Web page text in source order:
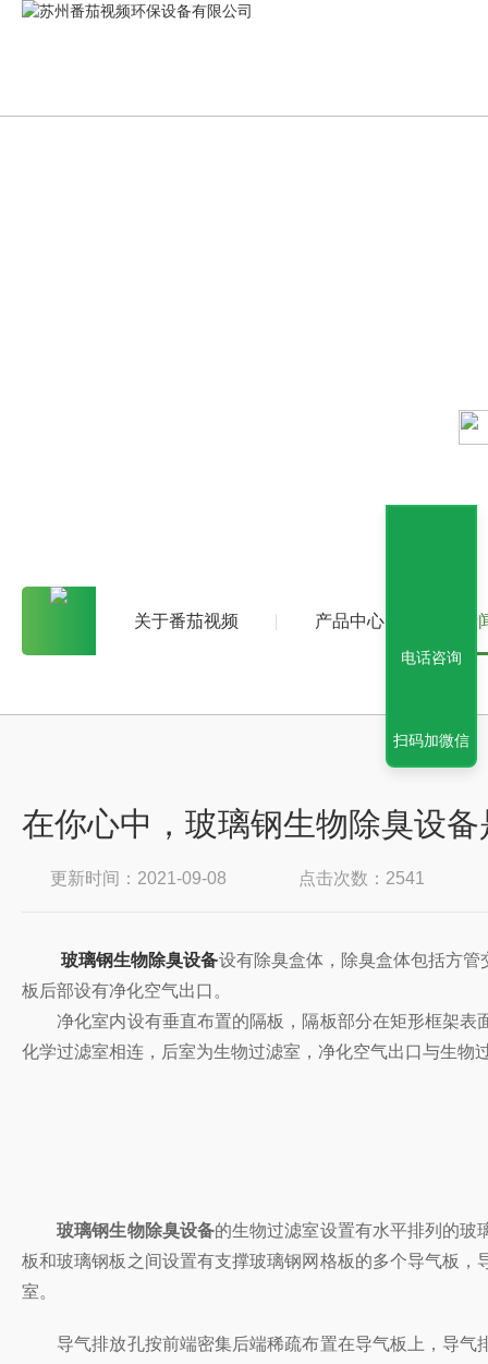
关于番茄视频 产品中心
在你心中，玻璃钢生物除臭设
更新时间：2021-09-08 点击次数：2541
玻璃钢生物除臭设备设有除臭盒体，除臭盒体包括方管
板后部设有净化空气出口。
净化室内设有垂直布置的隔板，隔板部分在矩形框架表面用
化学过滤室相连，后室为生物过滤室，净化空气出口与生物过
玻璃钢生物除臭设备的生物过滤室设置有水平排列的玻璃
板和玻璃钢板之间设置有支撑玻璃钢网格板的多个导气板
室。
导气排放孔按前端密集后端稀疏布置在导气板上，导气
电话咨询
扫码加微信